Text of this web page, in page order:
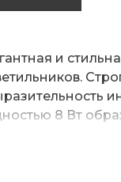
и
8 Вт
настенного